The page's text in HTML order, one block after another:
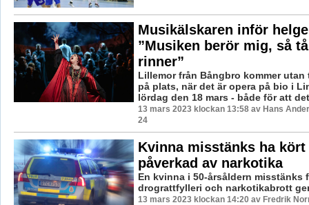
Musikälskaren inför
”Musiken berör mig, så
rinner”
Lillemor från Bångbro kommer utan
på plats, när det är opera på bio i
lördag den 18 mars - både för att
13 mars 2023 klockan 13:58 av Hans
24
Kvinna misstänks ha
påverkad av narkotika
En kvinna i 50-årsåldern misstänks
drograttfylleri och narkotikabrott
13 mars 2023 klockan 14:20 av Fredrik